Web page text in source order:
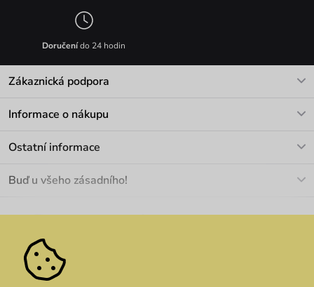
Doručenído 24 hodin
Zákaznická podpora
Informace o nákupu
Materiály a údržba
Pozáruční opravy
Ostatní informace
Velkoobchod
We Care
Dárkové poukazy
Vuchlook
Buď u všeho zásadního!
Zásady ochrany osobních údajů